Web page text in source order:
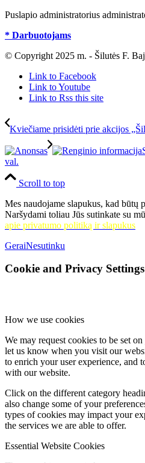
Puslapio administratorius
* Darbuotojams
© Copyright 2025 m. - Šilutės F.
Link to Facebook
Link to Youtube
Link to Rss this site
Kviečiame prisidėti prie akcijos
val.
Scroll to top
Mes naudojame slapukus, kad būtų
Naršydami toliau Jūs sutinkate su
apie privatumo politiką ir slapukus
GeraiNesutinku
Cookie and Privacy Settings
How we use cookies
We may request cookies to be set
let us know when you visit our
to enrich your user experience, and
with our website.
Click on the different category
also change some of your
types of cookies may impact your
the services we are able to offer.
Essential Website Cookies